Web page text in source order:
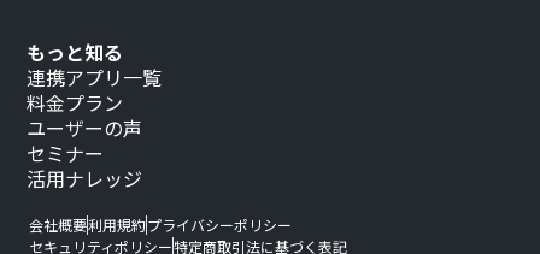
もっと知る
連携アプリ一覧
料金プラン
ユーザーの声
セミナー
活用ナレッジ
会社概要利用規約プライバシーポリシー
セキュリティポリシー特定商取引法に基づく表記